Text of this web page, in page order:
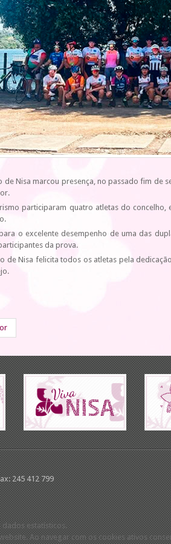
de Nisa marcou presença, no passado fim de
participaram quatro atletas do
o excelente desempenho de uma das
da prova.
de Nisa felicita todos os atletas pela
245 412 799
dados estatísticos.
Ao navegar com os cookies ativos